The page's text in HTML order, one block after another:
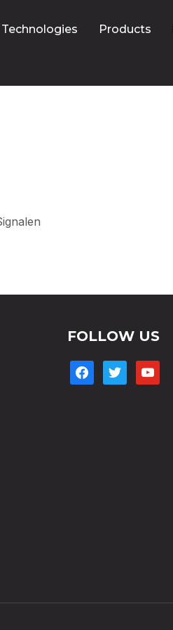
Technologies Products
FOLLOW US
facebooktwitter youtube